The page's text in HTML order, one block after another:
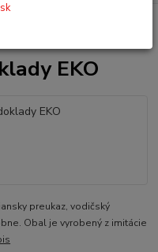
EKO
preukaz, vodičský
Obal je vyrobený z imitácie